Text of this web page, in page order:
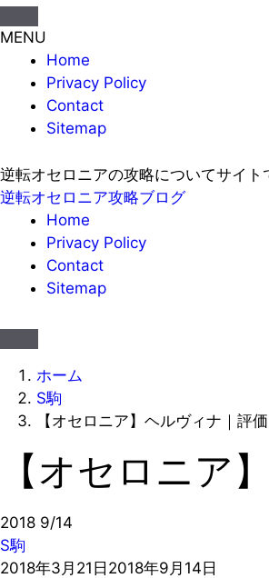
MENU
Home
Privacy Policy
Contact
Sitemap
逆転オセロニアの攻略についてサイ
逆転オセロニア攻略ブログ
Home
Privacy Policy
Contact
Sitemap
ホーム
S駒
【オセロニア】ヘルヴィナ｜評
【オセロニア
2018 9/14
S駒
2018年3月21日 2018年9月14日